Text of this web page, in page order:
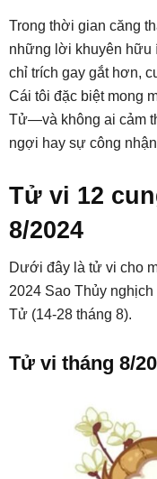
Trong thời gian căng
những lời khuyên hữu
chỉ trích gay gắt hơn,
Cái tôi đặc biệt mong
Tử—và không ai cảm
ngợi hay sự công
Tử vi 12
8/2024
Dưới đây là tử vi cho
2024 Sao Thủy
Tử (14-28 tháng 8).
Tử vi tháng 8/